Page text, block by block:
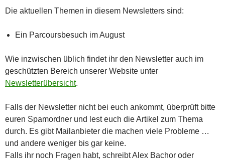
Die aktuellen Themen in diesem Newsletters sind:
Ein Parcoursbesuch im August
Wie inzwischen üblich findet ihr den Newsletter auch im
geschützten Bereich unserer Website unter
Newsletterübersicht.
Falls der Newsletter nicht bei euch ankommt, überprüft bitte
euren Spamordner und lest euch die Artikel zum Thema
durch. Es gibt Mailanbieter die machen viele Probleme …
und andere weniger bis gar keine.
Falls ihr noch Fragen habt, schreibt Alex Bachor oder